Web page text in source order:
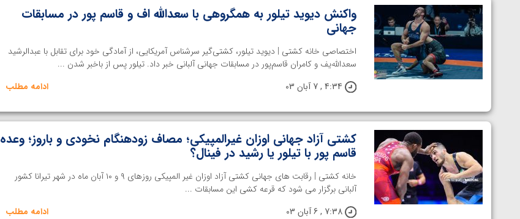
واکنش دیوید تیلور به همگروهی با سعدالله اف و قاسم پور در مسابقات
جهانی
اختصاصی خانه کشتی | دیوید تیلور، کشتی‌گیر سرشناس آمریکایی، از آمادگی خود برای تقابل با عبدالرشید
سعدالله‌یف و کامران قاسم‌پور در مسابقات جهانی آلبانی خبر داد. تیلور پس از باخبر شدن ...
4:34 , 7 آبان 03
ادامه مطلب
کشتی آزاد جهانی اوزان غیرالمپیکی؛ مصاف زودهنگام نخودی و باروز؛ وعده
قاسم پور با تیلور یا رشید در فینال؟
خانه کشتی | رقابت های جهانی کشتی آزاد اوزان غیر المپیکی روزهای ۹ و ۱۰ آبان ماه در شهر تیرانا کشور
آلبانی برگزار می شود که قرعه کشی این مسابقات ...
7:38 , 6 آبان 03
ادامه مطلب